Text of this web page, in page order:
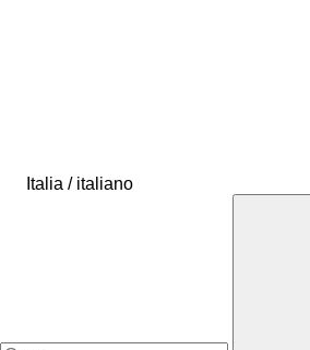
Italia / italiano